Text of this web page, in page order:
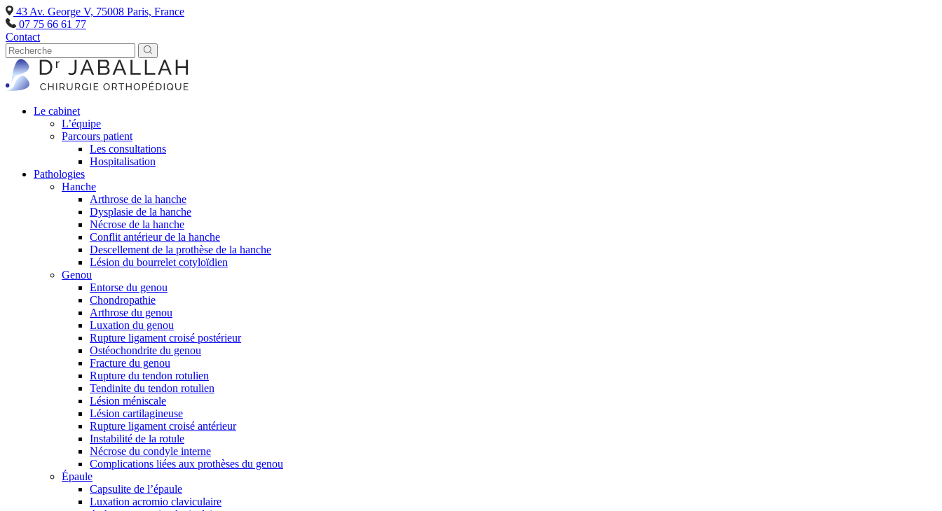
43 Av. George V, 75008 Paris, France
07 75 66 61 77
Contact
Le cabinet
L’équipe
Parcours patient
Les consultations
Hospitalisation
Pathologies
Hanche
Arthrose de la hanche
Dysplasie de la hanche
Nécrose de la hanche
Conflit antérieur de la hanche
Descellement de la prothèse de la hanche
Lésion du bourrelet cotyloïdien
Genou
Entorse du genou
Chondropathie
Arthrose du genou
Luxation du genou
Rupture ligament croisé postérieur
Ostéochondrite du genou
Fracture du genou
Rupture du tendon rotulien
Tendinite du tendon rotulien
Lésion méniscale
Lésion cartilagineuse
Rupture ligament croisé antérieur
Instabilité de la rotule
Nécrose du condyle interne
Complications liées aux prothèses du genou
Épaule
Capsulite de l’épaule
Luxation acromio claviculaire